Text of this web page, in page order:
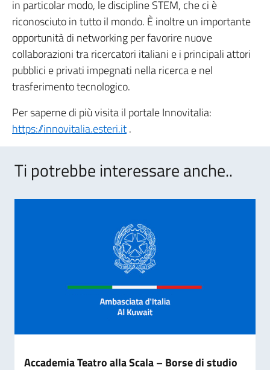
in particolar modo, le discipline STEM, che ci è
riconosciuto in tutto il mondo. È inoltre un importante
opportunità di networking per favorire nuove
collaborazioni tra ricercatori italiani e i principali attori
pubblici e privati impegnati nella ricerca e nel
trasferimento tecnologico.
Per saperne di più visita il portale Innovitalia:
https://innovitalia.esteri.it.
Ti potrebbe interessare anche..
Accademia Teatro alla Scala – Borse di studio